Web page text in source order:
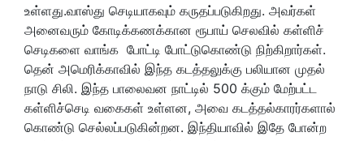
உள்ளது.வாஸ்து செடியாகவும் கருதப்படுகிறது. அவர்கள்
அனைவரும் கோடிக்கணக்கான ரூபாய் செலவில் கள்ளிச்
செடிகளை வாங்க போட்டி போட்டுகொண்டு நிற்கிறார்கள்.
தென் அமெரிக்காவில் இந்த கடத்தலுக்கு பலியான முதல்
நாடு சிலி. இந்த பாலைவன நாட்டில் 500 க்கும் மேற்பட்ட
கள்ளிச்செடி வகைகள் உள்ளன, அவை கடத்தல்காரர்களால்
கொண்டு செல்லப்படுகின்றன. இந்தியாவில் இதே போன்ற